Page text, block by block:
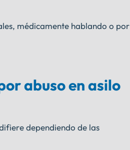
médicamente hablando o por
abuso en asilo
dependiendo de las